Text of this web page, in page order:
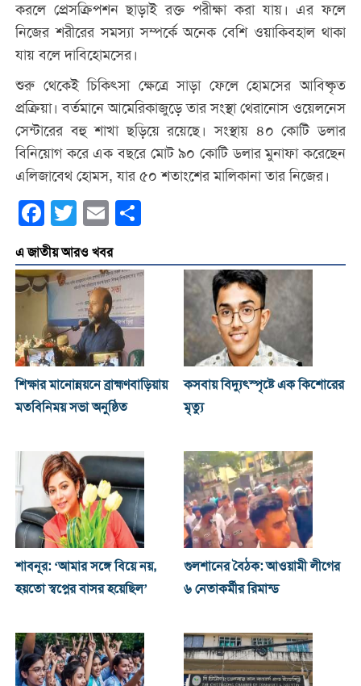
করলে প্রেসক্রিপশন ছাড়াই রক্ত পরীক্ষা করা যায়। এর ফলে
নিজের শরীরের সমস্যা সম্পর্কে অনেক বেশি ওয়াকিবহাল থাকা
যায় বলে দাবিহোমসের।
শুরু থেকেই চিকিৎসা ক্ষেত্রে সাড়া ফেলে হোমসের আবিষ্কৃত
প্রক্রিয়া। বর্তমানে আমেরিকাজুড়ে তার সংস্থা থেরানোস ওয়েলনেস
সেন্টারের বহু শাখা ছড়িয়ে রয়েছে। সংস্থায় ৪০ কোটি ডলার
বিনিয়োগ করে এক বছরে মোট ৯০ কোটি ডলার মুনাফা করেছেন
এলিজাবেথ হোমস, যার ৫০ শতাংশের মালিকানা তার নিজের।
Facebook
Twitter Email
এ জাতীয় আরও খবর
শিক্ষার মানোন্নয়নে ব্রাহ্মণবাড়িয়ায়
মতবিনিময় সভা অনুষ্ঠিত
কসবায় বিদ্যুৎস্পৃষ্টে এক কিশোরের
মৃত্যু
শাবনূর: ‘আমার সঙ্গে বিয়ে নয়,
হয়তো স্বপ্নের বাসর হয়েছিল’
গুলশানের বৈঠক: আওয়ামী লীগের
৬ নেতাকর্মীর রিমান্ড